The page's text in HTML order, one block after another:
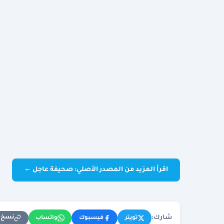
اقرأ المزيد من المصدر الأصلي: صحيفة عاجل ←
شارك: تويتر فيسبوك واتساب نسخ